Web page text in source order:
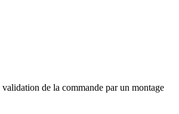
de la commande par un montage